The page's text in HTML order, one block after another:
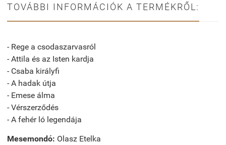
TOVÁBBI INFORMÁCIÓK A TERMÉKRŐL:
- Rege a csodaszarvasról
- Attila és az Isten kardja
- Csaba királyfi
- A hadak útja
- Emese álma
- Vérszerződés
- A fehér ló legendája
Mesemondó: Olasz Etelka